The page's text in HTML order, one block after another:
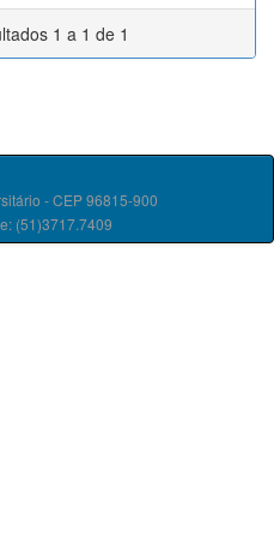
1 a 1 de 1
- CEP 96815-900
(51)3717.7409